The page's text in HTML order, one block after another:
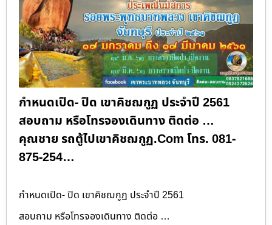
กำหนดเปิด- ปิด เขาคิชฌกูฏ ประจำปี 2561
สอบถาม หรือโทรจองเดินทาง ติดต่อ …
คุณชาย รถตู้ไปเขาคิชฌกูฏ.Com โทร. 081-
875-254…
กำหนดเปิด- ปิด เขาคิชฌกูฏ ประจำปี 2561
สอบถาม หรือโทรจองเดินทาง ติดต่อ …